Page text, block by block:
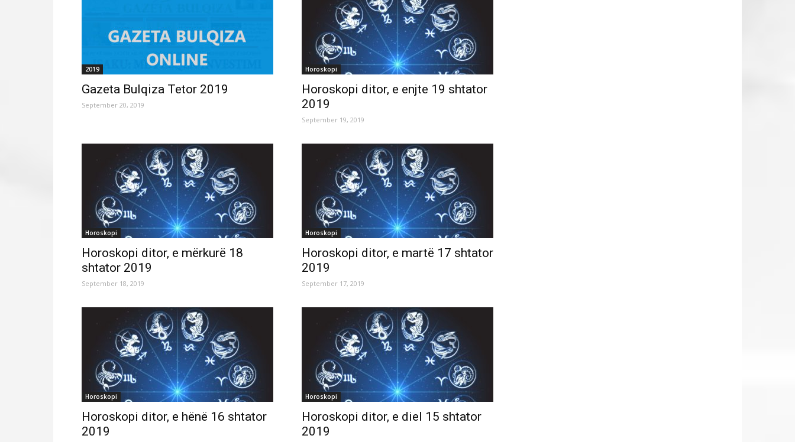
2019
Gazeta Bulqiza Tetor 2019
September 20, 2019
Horoskopi
Horoskopi ditor, e enjte 19 shtator
2019
September 19, 2019
Horoskopi
Horoskopi ditor, e mërkurë 18
shtator 2019
September 18, 2019
Horoskopi
Horoskopi ditor, e martë 17 shtator
2019
September 17, 2019
Horoskopi
Horoskopi ditor, e hënë 16 shtator
2019
Horoskopi
Horoskopi ditor, e diel 15 shtator
2019